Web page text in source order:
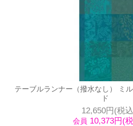
テーブルランナー（撥水なし） ミ
ド
12,650円(税
会員 10,373円(